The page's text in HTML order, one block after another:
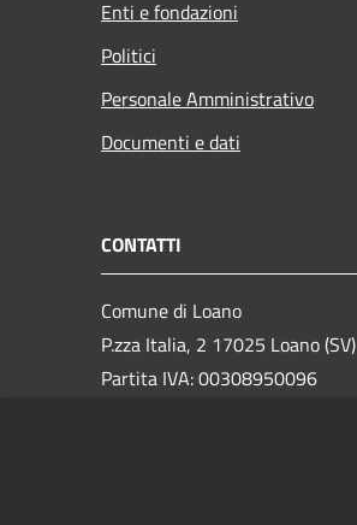
Enti e fondazioni
Politici
Personale Amministrativo
Documenti e dati
CONTATTI
Comune di Loano
P.zza Italia, 2 17025 Loano (SV)
Partita IVA: 00308950096